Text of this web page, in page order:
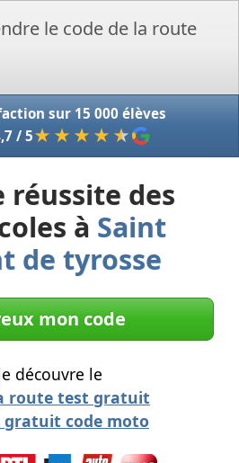
sur 15 000 élèves
/ 5★★★★ ★
réussite des
à Saint
de tyrosse
mon code
découvre le
route test gratuit
code moto